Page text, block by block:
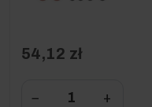
54,12 zł
− +